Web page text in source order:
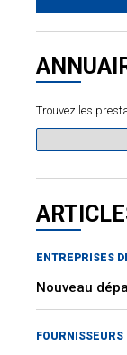
Trouvez les
ENTREPRISES
Nouveau